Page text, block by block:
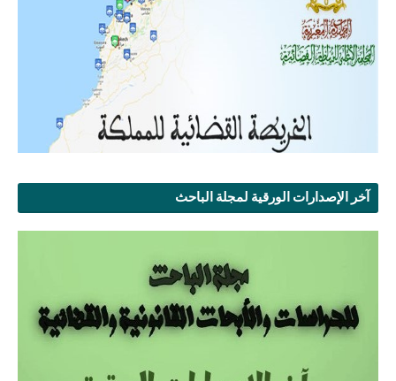
آخر الإصدارات الورقية لمجلة الباحث